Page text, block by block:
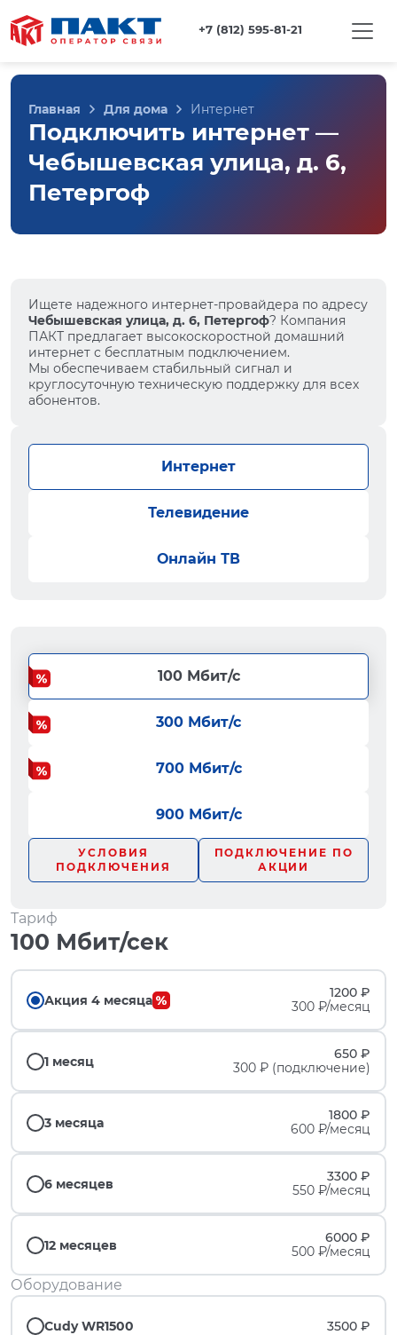
+7 (812) 595-81-21
Главная Для дома Интернет
Подключить интернет —
Чебышевская улица, д. 6,
Петергоф
Ищете надежного интернет-провайдера по адресу
Чебышевская улица, д. 6, Петергоф? Компания
ПАКТ предлагает высокоскоростной домашний
интернет с бесплатным подключением.
Мы обеспечиваем стабильный сигнал и
круглосуточную техническую поддержку для всех
абонентов.
Интернет
Телевидение
Онлайн ТВ
100 Мбит/с
300 Мбит/с
700 Мбит/с
900 Мбит/с
УСЛОВИЯ
ПОДКЛЮЧЕНИЯ
ПОДКЛЮЧЕНИЕ ПО
АКЦИИ
Тариф
100 Мбит/сек
Акция 4 месяца
1200 ₽
300 ₽/месяц
1 месяц
650 ₽
300 ₽ (подключение)
3 месяца
1800 ₽
600 ₽/месяц
6 месяцев
3300 ₽
550 ₽/месяц
12 месяцев
6000 ₽
500 ₽/месяц
Оборудование
Cudy WR1500 3500 ₽